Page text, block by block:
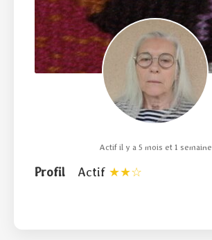
Actif il y a 5 mois et 1 semaine
Profil Actif